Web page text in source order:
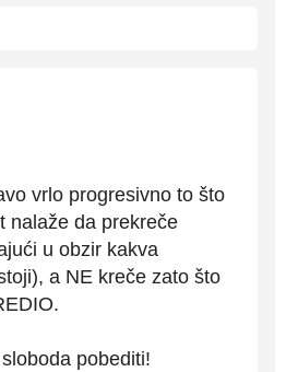
vrlo progresivno to što
nalaže da prekreče
u obzir kakva
a NE kreče zato što
pobediti!